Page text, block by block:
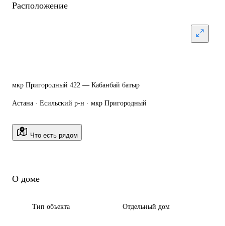
Расположение
мкр Пригородный 422 — Кабанбай батыр
Астана · Есильский р-н · мкр Пригородный
Что есть рядом
О доме
Тип объекта Отдельный дом